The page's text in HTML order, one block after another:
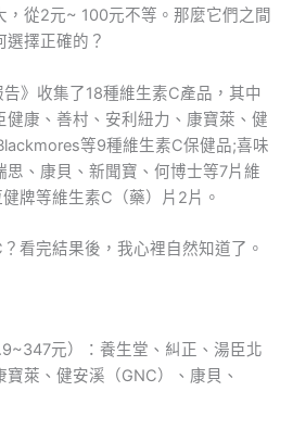
，從2元~ 100元不等。那麼它們之間
擇正確的？
》收集了18種維生素C產品，其中
康、善村、安利紐力、康寶萊、健
等9種維生素C保健品;喜味
、康貝、新聞寶、何博士等7片維
牌等維生素C（藥）片2片。
看完結果後，我心裡自然知道了。
元）：養生堂、糾正、湯臣北
萊、健安溪（GNC）、康貝、